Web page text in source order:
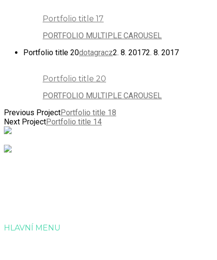
Portfolio title 17
PORTFOLIO MULTIPLE CAROUSEL
Portfolio title 20dotagracz2. 8. 20172. 8. 2017
Portfolio title 20
PORTFOLIO MULTIPLE CAROUSEL
Previous ProjectPortfolio title 18
Next ProjectPortfolio title 14
HLAVNÍ MENU